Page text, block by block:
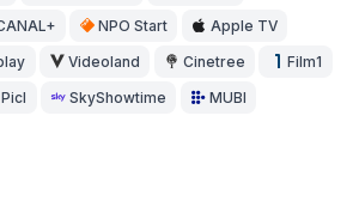
NPO Start Apple TV
Videoland Cinetree Film1
Picl SkyShowtime MUBI